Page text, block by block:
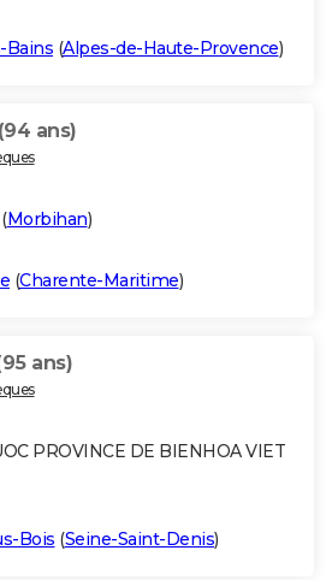
Bains (Alpes-de-Haute-Provence)
(94 ans)
(Morbihan)
(Charente-Maritime)
ans)
PROVINCE DE BIENHOA VIET
Bois (Seine-Saint-Denis)